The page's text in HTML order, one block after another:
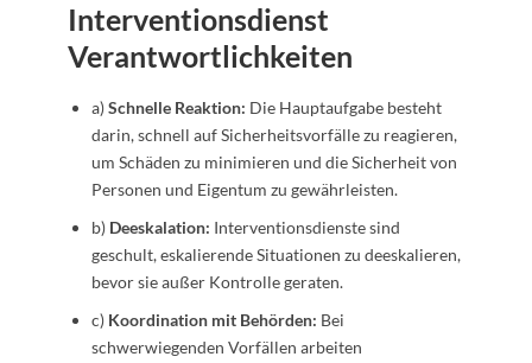
Interventionsdienst
Verantwortlichkeiten
a)Schnelle Reaktion: Die Hauptaufgabe besteht
darin, schnell auf Sicherheitsvorfälle zu reagieren,
um Schäden zu minimieren und die Sicherheit von
Personen und Eigentum zu gewährleisten.
b) Deeskalation: Interventionsdienste sind
geschult, eskalierende Situationen zu deeskalieren,
bevor sie außer Kontrolle geraten.
c) Koordination mit Behörden: Bei
schwerwiegenden Vorfällen arbeiten